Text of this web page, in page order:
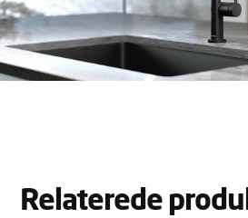
Relaterede